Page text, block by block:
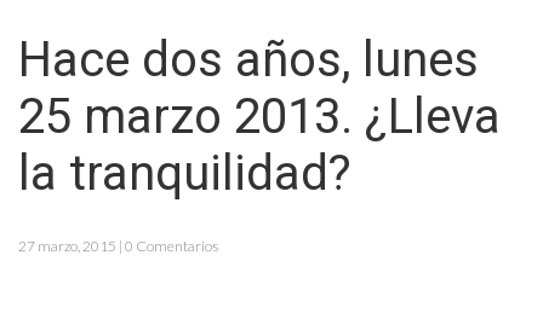
Hace dos años, lunes
25 marzo 2013. ¿Lleva
la tranquilidad?
27 marzo, 2015 | 0 Comentarios